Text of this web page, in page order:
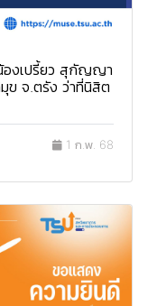
องเปรี้ยว สุกัญญา
ข จ.ตรัง ว่าที่นิสิต
1 ก.พ. 68